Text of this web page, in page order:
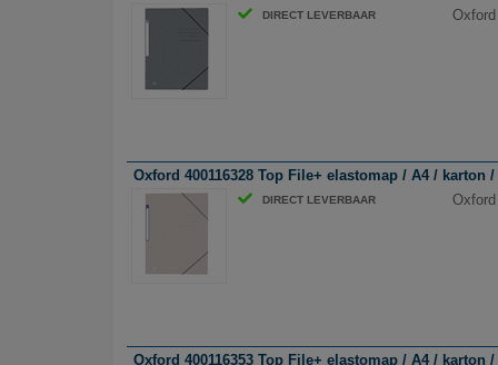
DIRECT LEVERBAAR
Oxford 400116328 Top File+ elastomap / A4 / karton /
DIRECT LEVERBAAR
Oxford 400116353 Top File+ elastomap / A4 / karton